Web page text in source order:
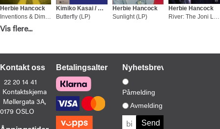
Kjøp
Herbie Hancock
369,-
Kimiko Kasai / Herbie Hancock
Butterfly (LP)
Herbie Hancock
Sunlight (LP)
Herbie Hancock
Herbie Hancock
Mwandishi (LP)
Kjøp
Herbie Hancock
Fat Albert Rotunda (LP)
399,- Kjøp
Herbie Hancock
Crossings (LP)
449,-
Vis flere...
Kontakt oss
22 20 14 41
Kontaktskjema
Møllergata 3A,
0179 OSLO
BetalingsalternativerNyhetsbrev
Påmelding
Avmelding